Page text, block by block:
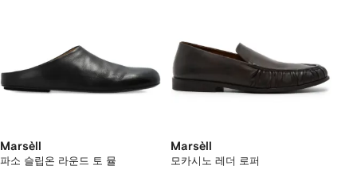
Marsèll
파소 슬립온 라운드 토 뮬
Marsèll
모카시노 레더 로퍼